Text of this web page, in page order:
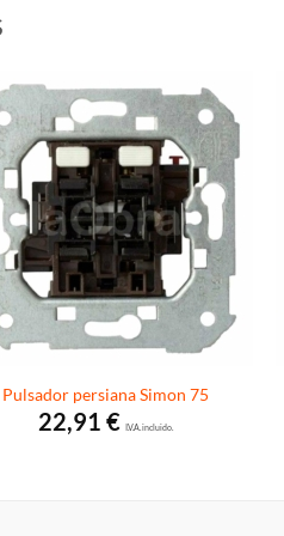
Pulsador persiana Simon 75
22,91 €I.V.A. incluido.